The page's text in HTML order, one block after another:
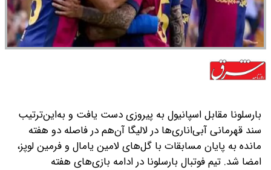
بارسلونا مقابل اسپانیول به پیروزی دست یافت و به‌این‌ترتیب
سند قهرمانی آبی‌اناری‌ها در لالیگا آن‌هم در فاصله دو هفته
مانده به پایان مسابقات با گل‌های لامین یامال و فرمین لوپز،
امضا شد. تیم فوتبال بارسلونا در ادامه بازی‌های هفته